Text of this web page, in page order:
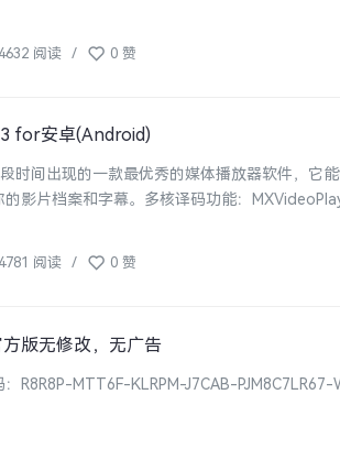
4632 阅读 / 0 赞
for安卓(Android)
时间出现的一款最优秀的媒体播放器软件，它
影片档案和字幕。多核译码功能：
4781 阅读 / 0 赞
版无修改，无广告
R8R8P-MTT6F-KLRPM-J7CAB-